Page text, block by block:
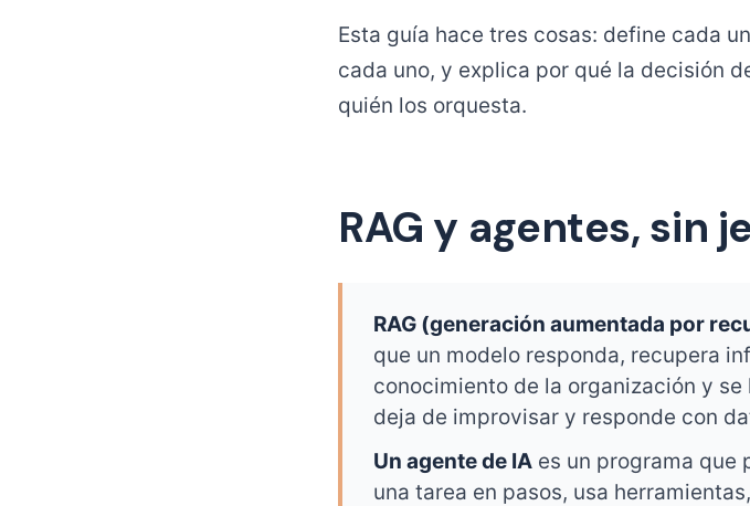
Esta guía hace tres cosas: define cada
cada uno, y explica por qué la decisión
quién los orquesta.
RAG y agentes, sin
RAG (generación aumentada por
que un modelo responda, recupera
conocimiento de la organización y
deja de improvisar y responde con
Un agente de IA es un programa que
una tarea en pasos, usa